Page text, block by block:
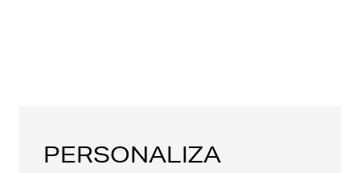
PERSONALIZA